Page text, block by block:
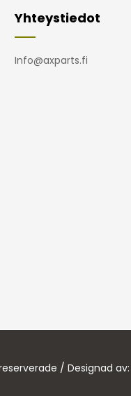
Yhteystiedot
Info@axparts.fi
/ Designad av: